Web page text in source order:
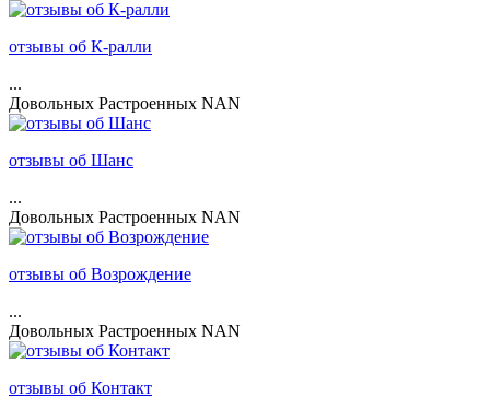
отзывы об К-ралли
...
Довольных Растроенных NAN
отзывы об Шанс
...
Довольных Растроенных NAN
отзывы об Возрождение
...
Довольных Растроенных NAN
отзывы об Контакт